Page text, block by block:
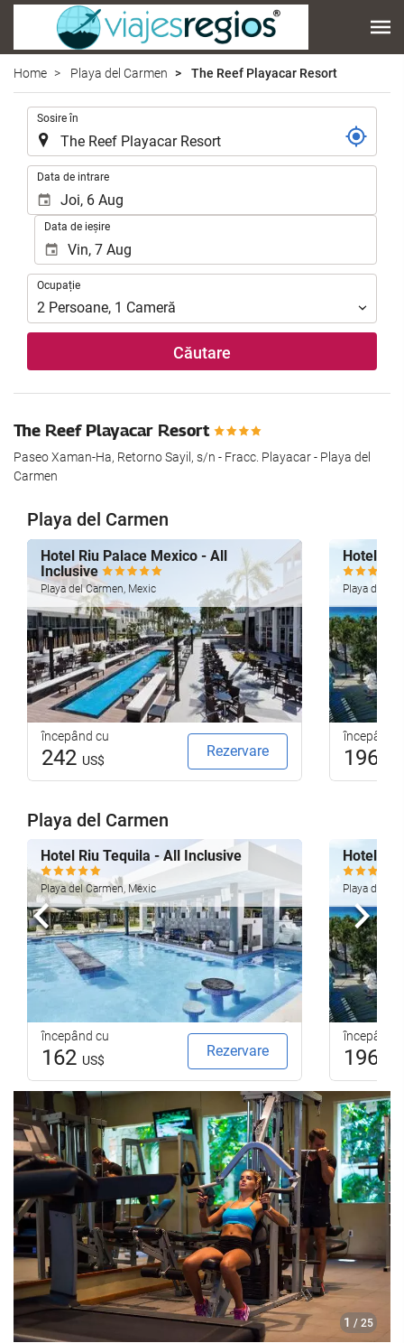
Home Playa del Carmen The Reef Playacar Resort
Sosire în
Data de intrare
Data de ieșire
Ocupație
Ocupație
2 Persoane, 1 Cameră
Căutare
The Reef Playacar Resort
Paseo Xaman-Ha, Retorno Sayil, s/n - Fracc. Playacar - Playa del
Carmen
Playa del Carmen
Hotel Riu Palace Mexico - All
Inclusive
Playa del Carmen, Mexic
începând cu
242 US$
Rezervare
Hotel
Playa del
începând
196
Playa del Carmen
Hotel Riu Tequila - All Inclusive
Playa del Carmen, Mexic
începând cu
162 US$
Rezervare
Hotel
Playa del
începând
196
1 / 25
Anterioară